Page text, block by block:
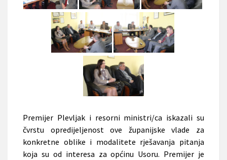
Premijer Plevljak i resorni ministri/ca iskazali su
čvrstu opredijeljenost ove županijske vlade za
konkretne oblike i modalitete rješavanja pitanja
koja su od interesa za općinu Usoru. Premijer je